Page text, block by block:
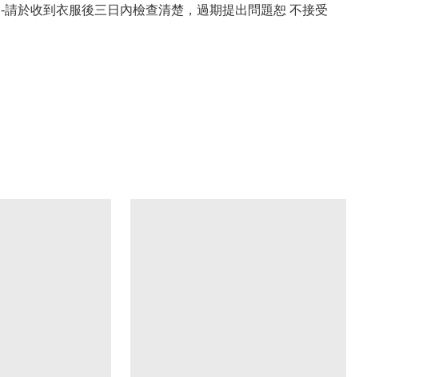
-請於收到衣服後三日內檢查清楚，過期提出問題恕 不接受